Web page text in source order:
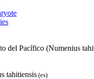
del Pacífico​ (Numenius
tahitiensis (es)